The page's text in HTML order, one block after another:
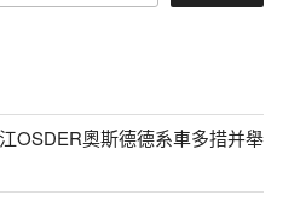
OSDER奧斯德德系車多措并舉